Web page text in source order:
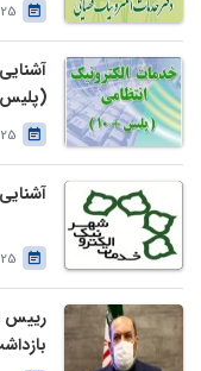
25 دی 1397
25 دی 1397
25 دی 1397
رییس